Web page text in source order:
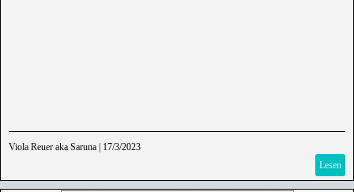
Viola Reuer aka Saruna
17/3/2023
Lesen